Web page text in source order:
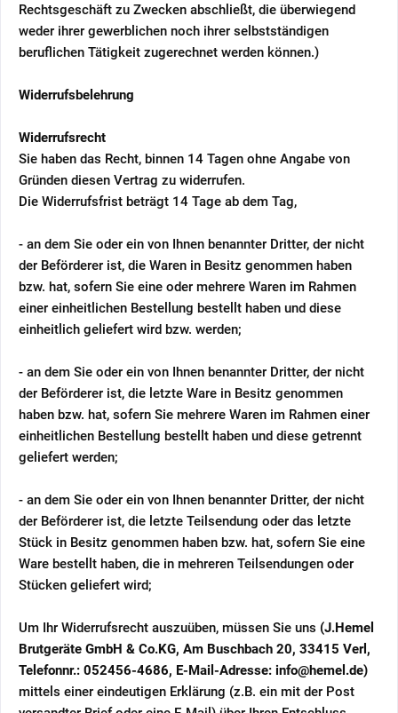
Rechtsgeschäft zu Zwecken abschließt, die überwiegend
weder ihrer gewerblichen noch ihrer selbstständigen
beruflichen Tätigkeit zugerechnet werden können.)
Widerrufsbelehrung
Widerrufsrecht
Sie haben das Recht, binnen 14 Tagen ohne Angabe von
Gründen diesen Vertrag zu widerrufen.
Die Widerrufsfrist beträgt 14 Tage ab dem Tag,
- an dem Sie oder ein von Ihnen benannter Dritter, der nicht
der Beförderer ist, die Waren in Besitz genommen haben
bzw. hat, sofern Sie eine oder mehrere Waren im Rahmen
einer einheitlichen Bestellung bestellt haben und diese
einheitlich geliefert wird bzw. werden;
- an dem Sie oder ein von Ihnen benannter Dritter, der nicht
der Beförderer ist, die letzte Ware in Besitz genommen
haben bzw. hat, sofern Sie mehrere Waren im Rahmen einer
einheitlichen Bestellung bestellt haben und diese getrennt
geliefert werden;
- an dem Sie oder ein von Ihnen benannter Dritter, der nicht
der Beförderer ist, die letzte Teilsendung oder das letzte
Stück in Besitz genommen haben bzw. hat, sofern Sie eine
Ware bestellt haben, die in mehreren Teilsendungen oder
Stücken geliefert wird;
Um Ihr Widerrufsrecht auszuüben, müssen Sie uns (J.Hemel
Brutgeräte GmbH & Co.KG, Am Buschbach 20, 33415 Verl,
Telefonnr.: 052456-4686, E-Mail-Adresse: info@hemel.de)
mittels einer eindeutigen Erklärung (z.B. ein mit der Post